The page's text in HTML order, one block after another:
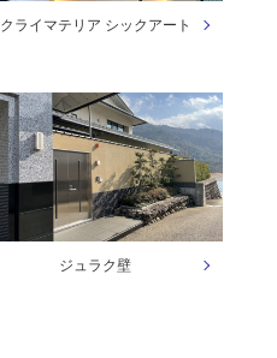
クライマテリア シックアート
ジュラク壁